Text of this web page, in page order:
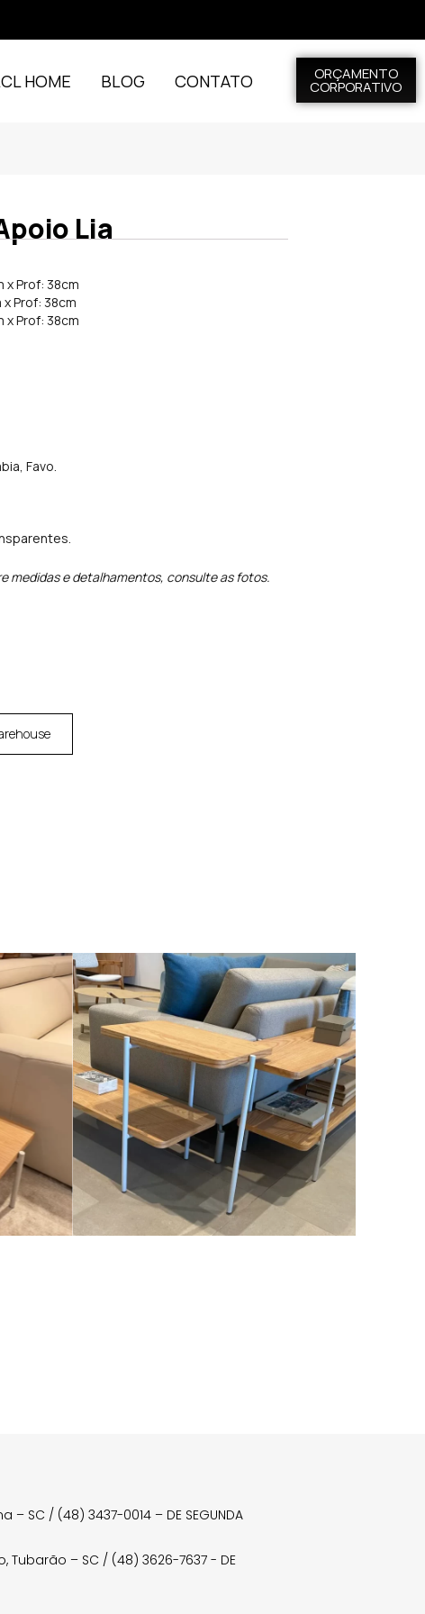
HOME BLOG CONTATO ORÇAMENTO
CORPORATIVO
Lia
x Prof: 38cm
Prof: 38cm
x Prof: 38cm
Favo.
medidas e detalhamentos, consulte as fotos.
SC / (48) 3437-0014 – DE SEGUNDA
– SC / (48) 3626-7637 - DE